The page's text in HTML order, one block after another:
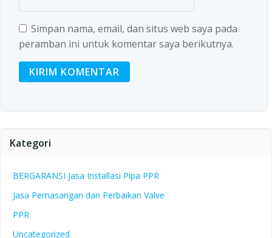
Simpan nama, email, dan situs web saya pada
peramban ini untuk komentar saya berikutnya.
Kategori
BERGARANSI Jasa Installasi Pipa PPR
Jasa Pemasangan dan Perbaikan Valve
PPR
Uncategorized